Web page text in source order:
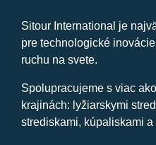
Sitour International je
pre technologické
ruchu na svete.
Spolupracujeme s viac
krajinách: lyžiarskymi
strediskami, kúpaliskami